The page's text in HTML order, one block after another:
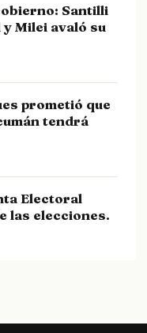
Santilli
Milei avaló su
prometió que
tendrá
Electoral
las elecciones.